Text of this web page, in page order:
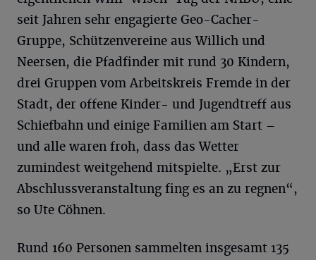
seit Jahren sehr engagierte Geo-Cacher-
Gruppe, Schützenvereine aus Willich und
Neersen, die Pfadfinder mit rund 30 Kindern,
drei Gruppen vom Arbeitskreis Fremde in der
Stadt, der offene Kinder- und Jugendtreff aus
Schiefbahn und einige Familien am Start –
und alle waren froh, dass das Wetter
zumindest weitgehend mitspielte. „Erst zur
Abschlussveranstaltung fing es an zu regnen“,
so Ute Cöhnen.
Rund 160 Personen sammelten insgesamt 135